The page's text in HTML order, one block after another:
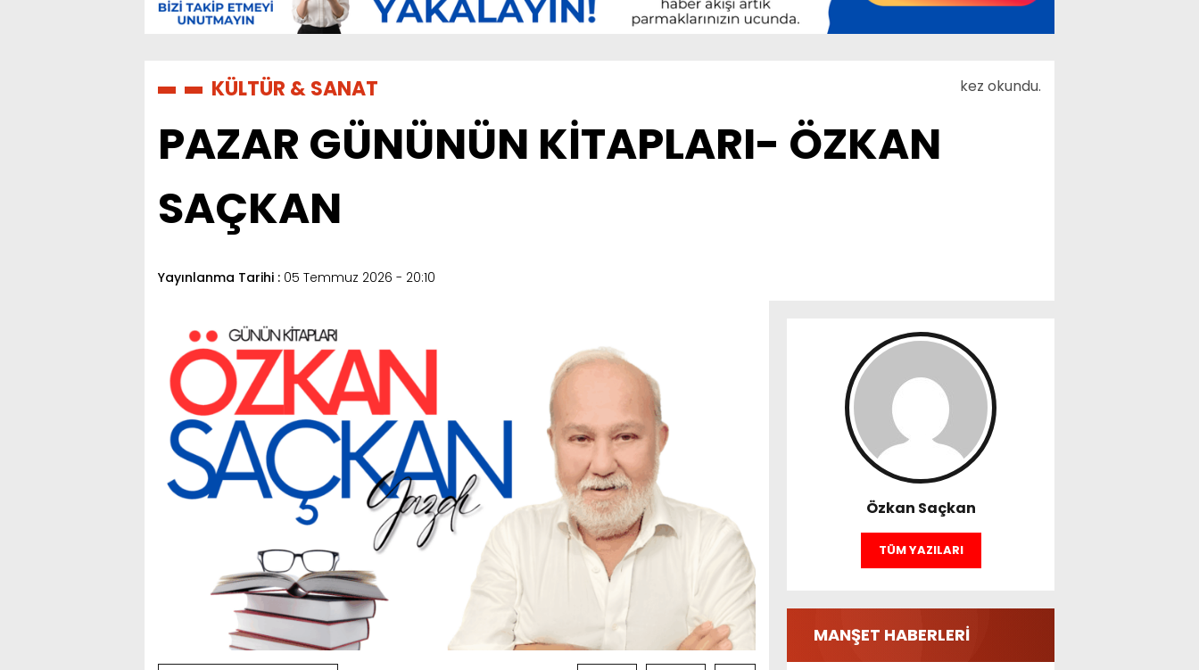
13:10
İKİNCİ 500’DE ADANA’DAN 15 FİRMA
KÜLTÜR & SANAT kez okundu.
PAZAR GÜNÜNÜN KİTAPLARI- ÖZKAN
SAÇKAN
Yayınlanma Tarihi : 05 Temmuz 2026 - 20:10
Özkan Saçkan
TÜM YAZILARI
MANŞET HABERLERİ